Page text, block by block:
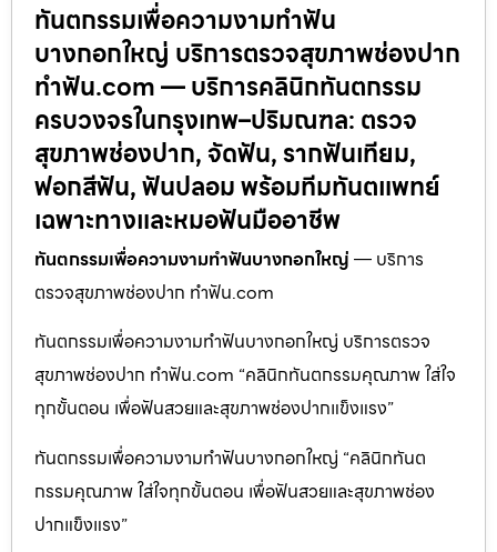
ทันตกรรมเพื่อความงามทำฟัน
บางกอกใหญ่ บริการตรวจสุขภาพช่องปาก
ทำฟัน.com — บริการคลินิกทันตกรรม
ครบวงจรในกรุงเทพ–ปริมณฑล: ตรวจ
สุขภาพช่องปาก, จัดฟัน, รากฟันเทียม,
ฟอกสีฟัน, ฟันปลอม พร้อมทีมทันตแพทย์
เฉพาะทางและหมอฟันมืออาชีพ
ทันตกรรมเพื่อความงามทำฟันบางกอกใหญ่ — บริการ
ตรวจสุขภาพช่องปาก ทำฟัน.com
ทันตกรรมเพื่อความงามทำฟันบางกอกใหญ่ บริการตรวจ
สุขภาพช่องปาก ทำฟัน.com “คลินิกทันตกรรมคุณภาพ ใส่ใจ
ทุกขั้นตอน เพื่อฟันสวยและสุขภาพช่องปากแข็งแรง”
ทันตกรรมเพื่อความงามทำฟันบางกอกใหญ่ “คลินิกทันต
กรรมคุณภาพ ใส่ใจทุกขั้นตอน เพื่อฟันสวยและสุขภาพช่อง
ปากแข็งแรง”